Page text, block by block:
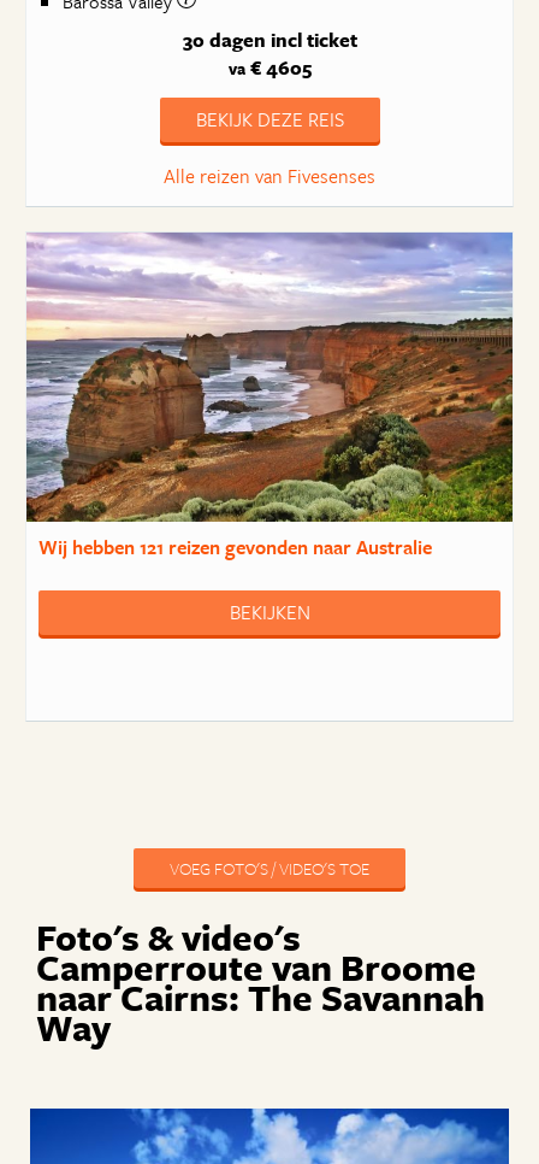
30 dagen incl ticket
va€ 4605
BEKIJK DEZE REIS
Alle reizen van Fivesenses
Wij hebben121 reizengevonden naar Australie
BEKIJKEN
VOEG FOTO'S / VIDEO'S TOE
Foto's & video's
Camperroute van Broome
naar Cairns: The Savannah
Way